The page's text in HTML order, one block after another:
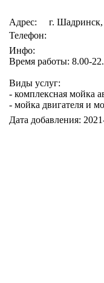
Адрес:
г. Шадринск,
Телефон:
Инфо:
Время работы: 8.00-
Виды услуг:
- комплексная мойка
- мойка двигателя и
Дата добавления: